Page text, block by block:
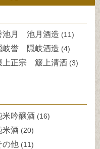
池月 池月酒造 (11)
岐誉 隠岐酒造 (4)
上正宗 簸上清酒 (3)
米吟醸酒 (16)
米酒 (20)
の他 (11)